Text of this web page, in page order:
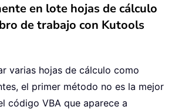
en lote hojas de cálculo
de trabajo con Kutools
varias hojas de cálculo como
el primer método no es la mejor
código VBA que aparece a